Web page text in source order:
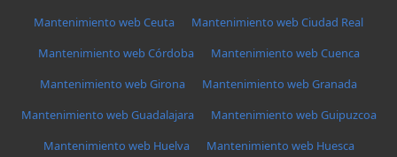
Mantenimiento web Ceuta
Mantenimiento web Ciudad Real
Mantenimiento web Córdoba
Mantenimiento web Cuenca
Mantenimiento web Girona
Mantenimiento web Granada
Mantenimiento web Guadalajara
Mantenimiento web Guipuzcoa
Mantenimiento web Huelva
Mantenimiento web Huesca